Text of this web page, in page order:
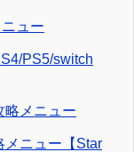
ュー
PS5/switch
略メニュー
メニュー【Star